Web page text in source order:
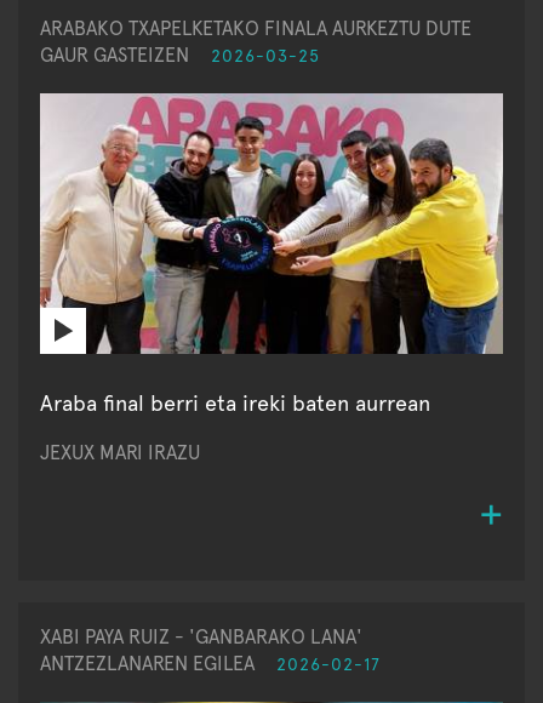
ARABAKO TXAPELKETAKO FINALA AURKEZTU DUTE
GAUR GASTEIZEN
2026-03-25
Araba final berri eta ireki baten aurrean
JEXUX MARI IRAZU
XABI PAYA RUIZ - 'GANBARAKO LANA'
ANTZEZLANAREN EGILEA
2026-02-17